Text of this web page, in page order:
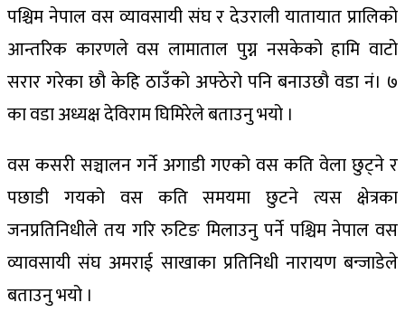
पश्चिम नेपाल वस व्यावसायी संघ र देउराली यातायात प्रालिको
आन्तरिक कारणले वस लामाताल पुग्न नसकेको हामि वाटो
सरार गरेका छौ केहि ठाउँको अफ्ठेरो पनि बनाउछौ वडा नं। ७
का वडा अध्यक्ष देविराम घिमिरेले बताउनु भयो ।
वस कसरी सञ्चालन गर्ने अगाडी गएको वस कति वेला छुट्ने र
पछाडी गयको वस कति समयमा छुटने त्यस क्षेत्रका
जनप्रतिनिधीले तय गरि रुटिङ मिलाउनु पर्ने पश्चिम नेपाल वस
व्यावसायी संघ अमराई साखाका प्रतिनिधी नारायण बन्जाडेले
बताउनु भयो ।